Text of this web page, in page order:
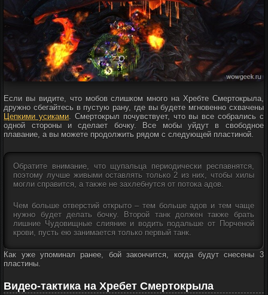
Если вы видите, что мобов слишком много на Хребте Смертокрыла,
дружно сбегайтесь в пустую рану, где вы будете мгновенно схвачены
Цепкими усиками. Смертокрыл почувствует, что вы все собрались с
одной стороны и сделает бочку. Все мобы уйдут в свободное
плавание, а вы можете продолжить рядом с следующей пластиной.
Обратите внимание, что щупальца периодически респавнятся,
поэтому лучше живыми оставлять только 2 из них, чтобы хилы
могли справится, а также не захлебнутся от потока адов.
Чем больше отверстий открыто – тем больше адов и тем чаще
нужно будет делать бочку. Второй танк должен также брать
лишние Чудовищные слияние и водить подальше от Порченой
крови, пусть ею занимается только первый танк.
Как уже упоминал ранее, бой закончится, когда будут снесены 3
пластины.
Видео-тактика на Хребет Смертокрыла